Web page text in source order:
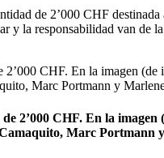
de 2’000 CHF
y la responsabilidad van de
2’000 CHF. En la imagen
Marc Portmann